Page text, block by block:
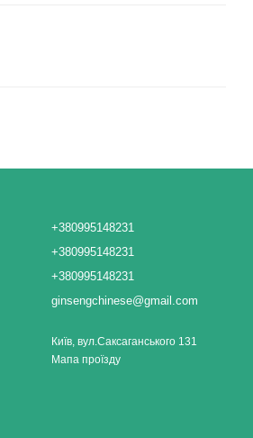
+380995148231
+380995148231
+380995148231
ginsengchinese@gmail.com
Київ, вул.Саксаганського 131
Мапа проїзду